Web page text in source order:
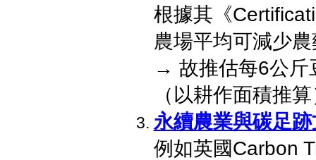
根據其《
農場平均可減少
→ 故推估每6公斤
（以耕作面積推
永續農業與碳足
例如英國Carbon